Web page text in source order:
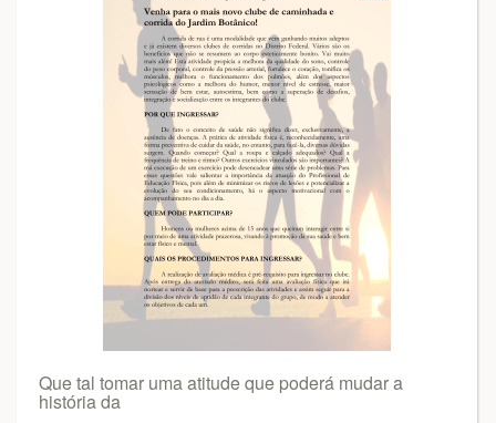
Que tal tomar uma atitude que poderá mudar a
história da